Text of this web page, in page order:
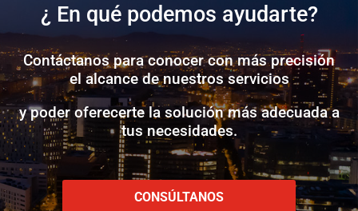
¿ En qué podemos ayudarte?
Contáctanos para conocer con más precisión
el alcance de nuestros servicios
y poder oferecerte la solución más adecuada a
tus necesidades.
CONSÚLTANOS